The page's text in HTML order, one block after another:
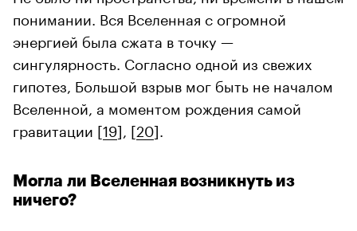
понимании. Вся Вселенная с огромной
энергией была сжата в точку —
сингулярность. Согласно одной из свежих
гипотез, Большой взрыв мог быть не началом
Вселенной, а моментом рождения самой
гравитации [19], [20].
Могла ли Вселенная возникнуть из
ничего?